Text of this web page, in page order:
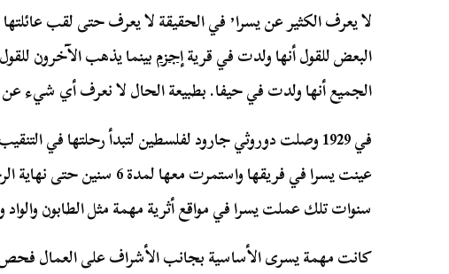
لا يعرف الكثير عن يسرا٬ في الحقيقة لا يعرف حتى
البعض للقول أنها ولدت في قريةإجزمبينما يذهب الآخرون
الجميع أنها ولدت في حيفا. بطبيعة الحال لا نعرف أي شيء عن
في 1929 وصلت دوروثي جارود لفلسطين لتبدأ رحلتها في
سنوات تلك عملت يسرا في مواقع أثرية مهمة مثل الطابون والواد
كانت مهمة يسرى الأساسية بجانب الأشراف على العمال فحص